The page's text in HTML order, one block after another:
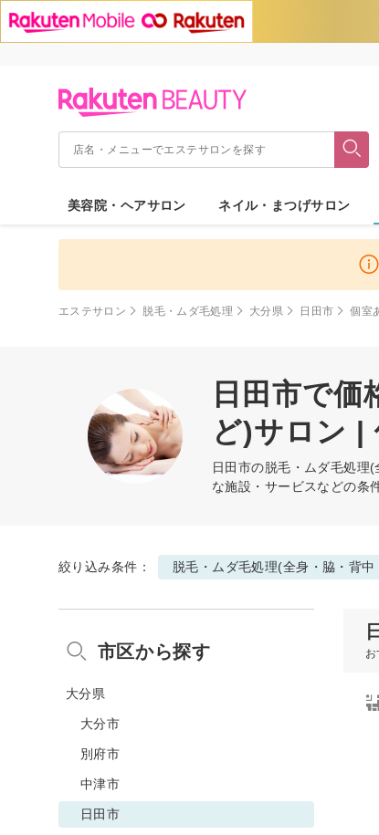
美容院・ヘアサロン ネイル・まつげサロン
エステサロン 脱毛・ムダ毛処理 大分県 日田市 個室
日田市で価
ど)サロン |
日田市の脱毛・ムダ毛処理
な施設・サービスなどの条
絞り込み条件： 脱毛・ムダ毛処理(全身・脇・背
市区から探す
大分県
大分市
別府市
中津市
日田市